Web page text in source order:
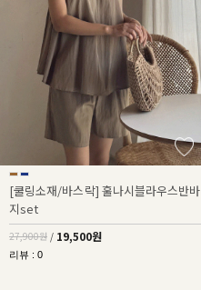
[쿨링소재/바스락] 훌나시블라우스반바
지set
27,900원 / 19,500원
리뷰 : 0